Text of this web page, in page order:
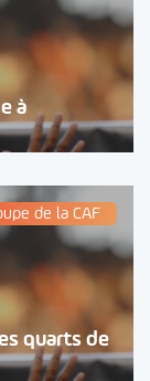
à
de la CAF
quarts de